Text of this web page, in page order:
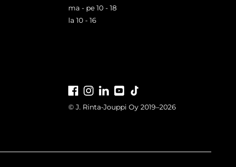
ma - pe 10 - 18
la 10 - 16
FacebookInstagramLinkedInYoutube
© J. Rinta-Jouppi Oy 2019–2026